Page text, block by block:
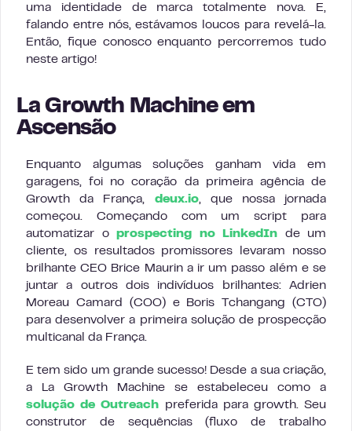
uma identidade de marca totalmente nova. E,
falando entre nós, estávamos loucos para revelá-la.
Então, fique conosco enquanto percorremos tudo
neste artigo!
La Growth Machine em
Ascensão
Enquanto algumas soluções ganham vida em
garagens, foi no coração da primeira agência de
Growth da França, deux.io, que nossa jornada
começou. Começando com um script para
automatizar o prospecting no LinkedIn de um
cliente, os resultados promissores levaram nosso
brilhante CEO Brice Maurin a ir um passo além e se
juntar a outros dois indivíduos brilhantes: Adrien
Moreau Camard (COO) e Boris Tchangang (CTO)
para desenvolver a primeira solução de prospecção
multicanal da França.
E tem sido um grande sucesso! Desde a sua criação,
a La Growth Machine se estabeleceu como a
solução de Outreach preferida para growth. Seu
construtor de sequências (fluxo de trabalho